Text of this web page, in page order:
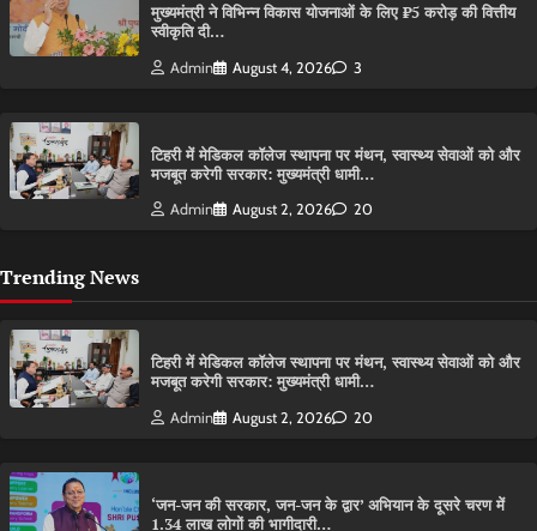
मुख्यमंत्री ने विभिन्न विकास योजनाओं के लिए ₹5 करोड़ की वित्तीय
स्वीकृति दी…
Admin August 4, 2026 3
टिहरी में मेडिकल कॉलेज स्थापना पर मंथन, स्वास्थ्य सेवाओं को और
मजबूत करेगी सरकार: मुख्यमंत्री धामी…
Admin August 2, 2026 20
Trending News
टिहरी में मेडिकल कॉलेज स्थापना पर मंथन, स्वास्थ्य सेवाओं को और
मजबूत करेगी सरकार: मुख्यमंत्री धामी…
Admin August 2, 2026 20
‘जन-जन की सरकार, जन-जन के द्वार’ अभियान के दूसरे चरण में
1.34 लाख लोगों की भागीदारी…